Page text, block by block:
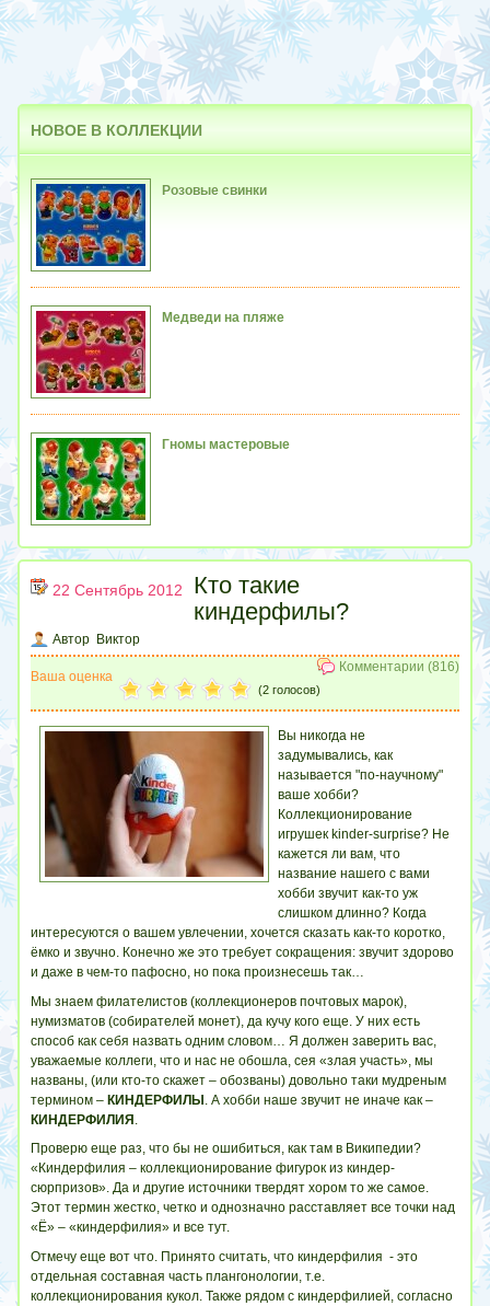
НОВОЕ В КОЛЛЕКЦИИ
Розовые свинки
Медведи на пляже
Гномы мастеровые
22 Сентябрь 2012
Кто такие
киндерфилы?
Автор Виктор
Комментарии (816)
Ваша оценка
(2 голосов)
Вы никогда не
задумывались, как
называется "по-научному"
ваше хобби?
Коллекционирование
игрушек kinder-surprise? Не
кажется ли вам, что
название нашего с вами
хобби звучит как-то уж
слишком длинно? Когда
интересуются о вашем увлечении, хочется сказать как-то коротко,
ёмко и звучно. Конечно же это требует сокращения: звучит здорово
и даже в чем-то пафосно, но пока произнесешь так…
Мы знаем филателистов (коллекционеров почтовых марок),
нумизматов (собирателей монет), да кучу кого еще. У них есть
способ как себя назвать одним словом… Я должен заверить вас,
уважаемые коллеги, что и нас не обошла, сея «злая участь», мы
названы, (или кто-то скажет – обозваны) довольно таки мудреным
термином –КИНДЕРФИЛЫ . А хобби наше звучит не иначе как –
КИНДЕРФИЛИЯ
Проверю еще раз, что бы не ошибиться, как там в Википедии?
«Киндерфилия – коллекционирование фигурок из киндер-
сюрпризов». Да и другие источники твердят хором то же самое.
Этот термин жестко, четко и однозначно расставляет все точки над
«Ё» – «киндерфилия» и все тут.
Отмечу еще вот что. Принято считать, что киндерфилия - это
отдельная составная часть плангонологии, т.е.
коллекционирования кукол. Также рядом с киндерфилией, согласно